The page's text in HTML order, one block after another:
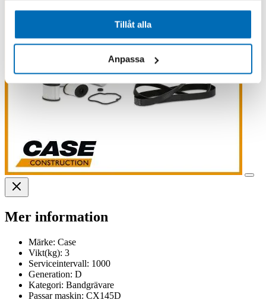
Tillåt alla
Anpassa
Mer information
Märke: Case
Vikt(kg): 3
Serviceintervall: 1000
Generation: D
Kategori: Bandgrävare
Passar maskin: CX145D